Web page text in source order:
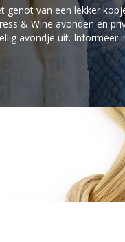
genot van een lekker
& Wine avonden en
avondje uit. Informeer